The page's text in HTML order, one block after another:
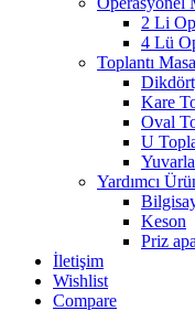
2 Li
4 Lü
Toplantı
Kare
Oval
U
Yardımcı
Keson
Priz
İletişim
Wishlist
Compare